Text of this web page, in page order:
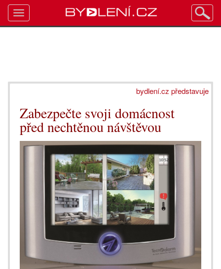
bydlení.cz představuje
Zabezpečte svoji domácnost
před nechtěnou návštěvou
Toggle
navigation